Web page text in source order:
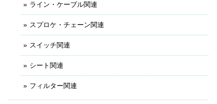
ライン・ケーブル関連
スプロケ・チェーン関連
スイッチ関連
シート関連
フィルター関連